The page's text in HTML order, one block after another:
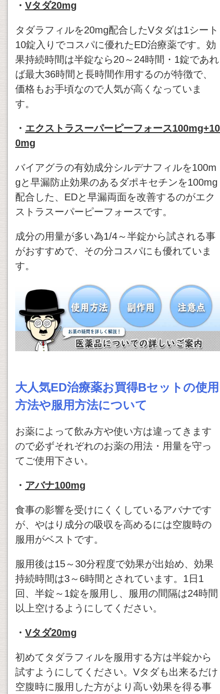
・ Vタダ20mg
タダラフィルを20mg配合したVタダは1シート
10錠入りでコスパに優れたED治療薬です。効
果持続時間は半錠なら20～24時間・1錠であれ
ば最大36時間と長時間作用するのが特徴で、
価格もお手頃なので人気が高くなっていま
す。
・ エクストラスーパーピーフォース100mg+10
0mg
バイアグラの有効成分シルデナフィルを100m
gと早漏防止効果のあるダポキセチンを100mg
配合した、EDと早漏両面を改善するのがエク
ストラスーパーピーフォースです。
成分の用量が多い為1/4～半錠から試される事
がおすすめで、その分コスパにも優れていま
す。
大人気ED治療薬お買得Bセットの使用
方法や服用方法について
お薬によって飲み方や使い方は違ってきます
ので必ずそれぞれのお薬の用法・用量を守っ
てご使用下さい。
・ アバナ100mg
食事の影響を受けにくくしているアバナです
が、やはり成分の吸収を高めるには空腹時の
服用がベストです。
服用後は15～30分程度で効果が出始め、効果
持続時間は3～6時間とされています。1日1
回、半錠～1錠を服用し、服用の間隔は24時間
以上空けるようにしてください。
・ Vタダ20mg
初めてタダラフィルを服用する方は半錠から
試すようにしてください。Vタダも出来るだけ
空腹時に服用した方がより高い効果を得る事